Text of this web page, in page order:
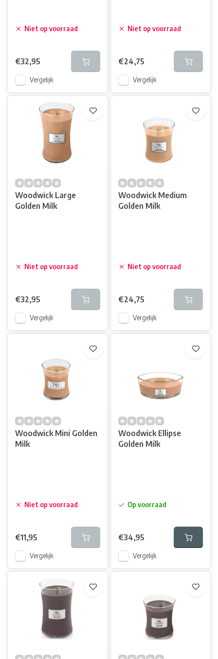
Niet op voorraad
€32,95
Vergelijk
Niet op voorraad
€24,75
Vergelijk
Woodwick Large
Golden Milk
Niet op voorraad
€32,95
Vergelijk
Woodwick Medium
Golden Milk
Niet op voorraad
€24,75
Vergelijk
Woodwick Mini Golden
Milk
Niet op voorraad
€11,95
Vergelijk
Woodwick Ellipse
Golden Milk
Op voorraad
€34,95
Vergelijk